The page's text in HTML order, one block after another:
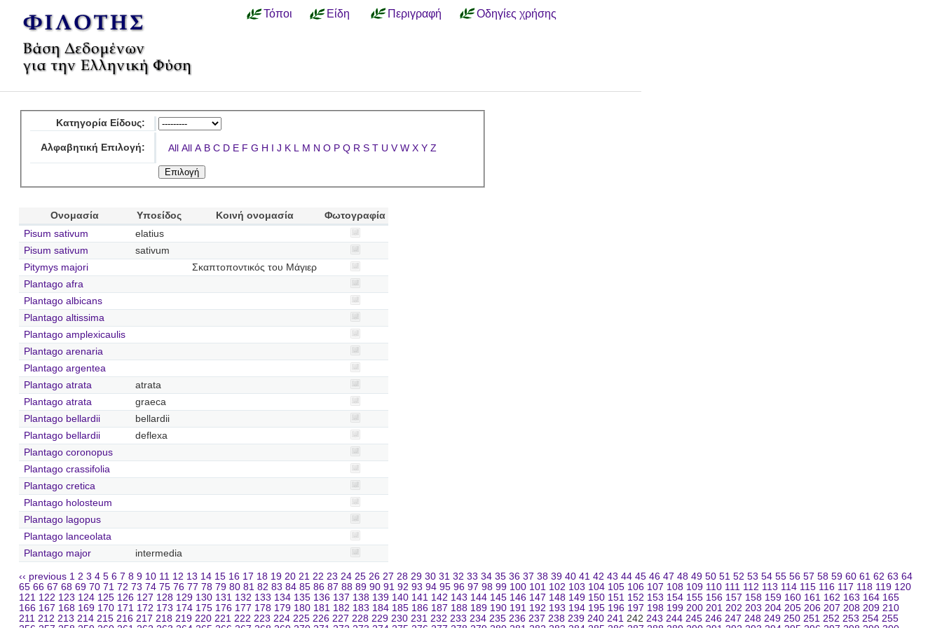
Τόποι Είδη Περιγραφή Οδηγίες χρήσης
Κατηγορία Είδους:
Αλφαβητική Επιλογή: All All A B C D E F G H I J K L M N O P Q R S T U V W X Y Z
Ονομασία Υποείδος Κοινή ονομασία
Φωτογραφία
Pisum sativum
elatius
Pisum sativum
sativum
Pitymys majori
Σκαπτοποντικός του Μάγιερ
Plantago afra
Plantago albicans
Plantago altissima
Plantago amplexicaulis
Plantago arenaria
Plantago argentea
Plantago atrata
atrata
Plantago atrata
graeca
Plantago bellardii
bellardii
Plantago bellardii
deflexa
Plantago coronopus
Plantago crassifolia
Plantago cretica
Plantago holosteum
Plantago lagopus
Plantago lanceolata
Plantago major
intermedia
‹‹ previous 1 2 3 4 5 6 7 8 9 10 11 12 13 14 15 16 17 18 19 20 21 22 23 24 25 26 27 28 29 30 31 32 33 34 35 36 37 38 39 40 41 42 43 44 45 46 47 48 49 50 51 52 53 54 55 56 57 58 59 60 61 62 63 64
65 66 67 68 69 70 71 72 73 74 75 76 77 78 79 80 81 82 83 84 85 86 87 88 89 90 91 92 93 94 95 96 97 98 99 100 101 102 103 104 105 106 107 108 109 110 111 112 113 114 115 116 117 118 119 120
121 122 123 124 125 126 127 128 129 130 131 132 133 134 135 136 137 138 139 140 141 142 143 144 145 146 147 148 149 150 151 152 153 154 155 156 157 158 159 160 161 162 163 164 165
166 167 168 169 170 171 172 173 174 175 176 177 178 179 180 181 182 183 184 185 186 187 188 189 190 191 192 193 194 195 196 197 198 199 200 201 202 203 204 205 206 207 208 209 210
211 212 213 214 215 216 217 218 219 220 221 222 223 224 225 226 227 228 229 230 231 232 233 234 235 236 237 238 239 240 241 242 243 244 245 246 247 248 249 250 251 252 253 254 255